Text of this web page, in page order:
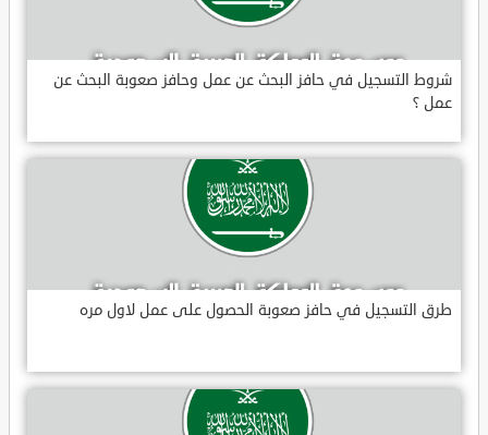
شروط التسجيل في حافز البحث عن عمل وحافز صعوبة البحث عن
عمل ؟
طرق التسجيل في حافز صعوبة الحصول على عمل لاول مره